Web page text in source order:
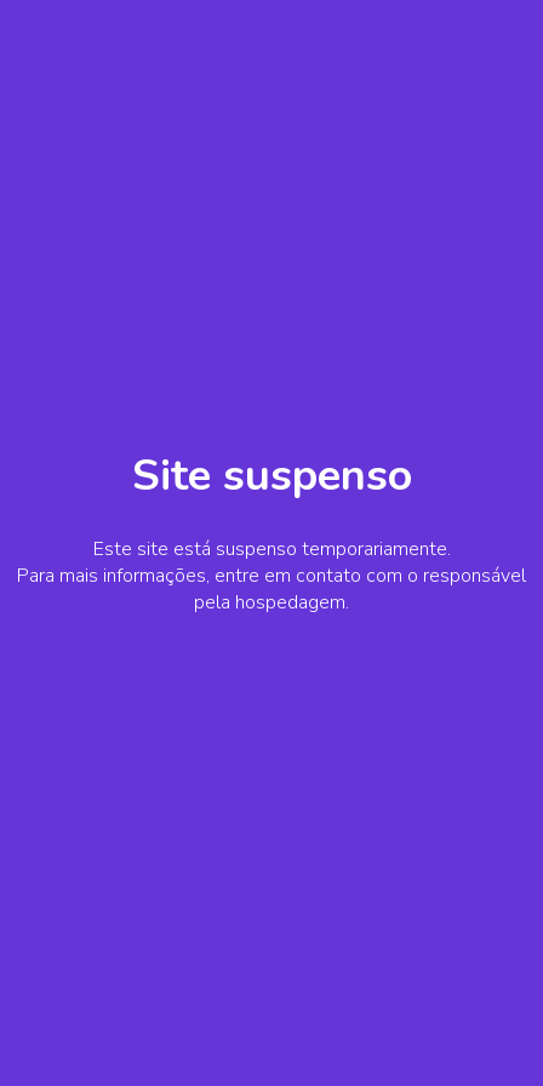
Site suspenso
Este site está suspenso temporariamente.
Para mais informações, entre em contato com o responsável
pela hospedagem.